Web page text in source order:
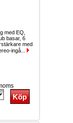
med EQ,
basar, 6
med
ingå...